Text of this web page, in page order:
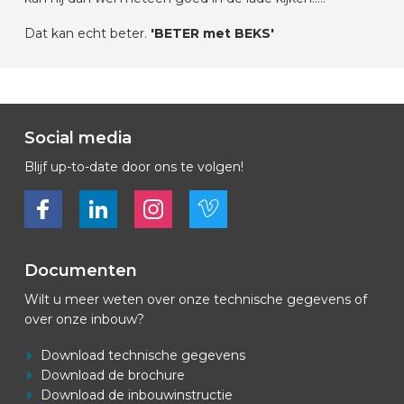
Dat kan echt beter. 'BETER met BEKS'
Social media
Blijf up-to-date door ons te volgen!
Bekijk ons op FacebookBekijk ons op LinkedInBekijk ons op LinkedInBekijk ons op Vimeo
Documenten
Wilt u meer weten over onze technische gegevens of
over onze inbouw?
Download technische gegevens
Download de brochure
Download de inbouwinstructie